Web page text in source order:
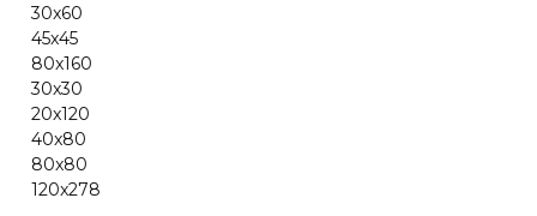
30x60
45x45
80x160
30x30
20x120
40x80
80x80
120x278